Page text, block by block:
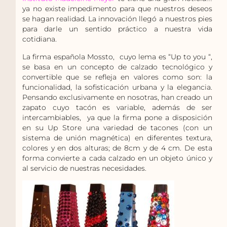
ya no existe impedimento para que nuestros deseos
se hagan realidad. La innovación llegó a nuestros pies
para darle un sentido práctico a nuestra vida
cotidiana.
La firma española Mossto, cuyo lema es “Up to you “,
se basa en un concepto de calzado tecnológico y
convertible que se refleja en valores como son: la
funcionalidad, la sofisticación urbana y la elegancia.
Pensando exclusivamente en nosotras, han creado un
zapato cuyo tacón es variable, además de ser
intercambiables, ya que la firma pone a disposición
en su Up Store una variedad de tacones (con un
sistema de unión magnética) en diferentes textura,
colores y en dos alturas; de 8cm y de 4 cm. De esta
forma convierte a cada calzado en un objeto único y
al servicio de nuestras necesidades.